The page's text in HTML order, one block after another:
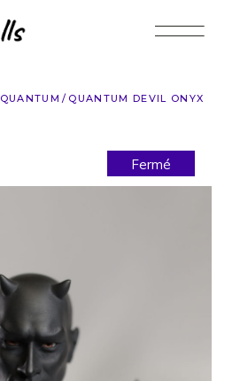
QUANTUM QUANTUM DEVIL ONYX
Fermé